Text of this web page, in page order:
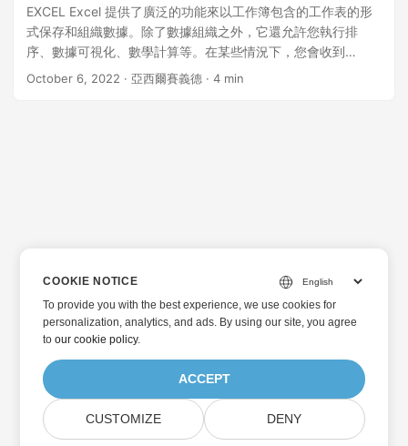
EXCEL Excel 提供了廣泛的功能來以工作簿包含的工作表的形
式保存和組織數據。除了數據組織之外，它還允許您執行排
序、數據可視化、數學計算等。在某些情況下，您會收到
JSON 格式的數據，並且需要以編程方式將其導出到 Excel 工
October 6, 2022 · 亞西爾賽義德 · 4 min
COOKIE NOTICE
To provide you with the best experience, we use cookies for
personalization, analytics, and ads. By using our site, you agree
toour cookie policy.
ACCEPT
CUSTOMIZE DENY